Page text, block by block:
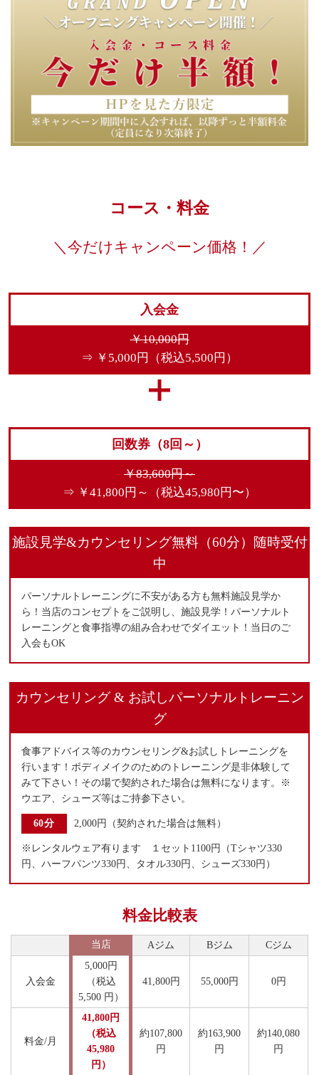
コース・料金
＼今だけキャンペーン価格！／
入会金
￥10,000円
⇒ ￥5,000円（税込5,500円）
回数券（8回～）
￥83,600円～
⇒ ￥41,800円～（税込45,980円〜）
施設見学&カウンセリング無料（60分）随時受付
中
パーソナルトレーニングに不安がある方も無料施設見学か
ら！当店のコンセプトをご説明し、施設見学！パーソナルト
レーニングと食事指導の組み合わせでダイエット！当日のご
入会もOK
カウンセリング & お試しパーソナルトレーニン
グ
食事アドバイス等のカウンセリング&お試しトレーニングを
行います！ボディメイクのためのトレーニング是非体験して
みて下さい！その場で契約された場合は無料になります。※
ウエア、シューズ等はご持参下さい。
60分 2,000円（契約された場合は無料）
※レンタルウェア有ります １セット1100円（Tシャツ330
円、ハーフパンツ330円、タオル330円、シューズ330円）
料金比較表
当店 Aジム Bジム Cジム
入会金
5,000円
（税込
5,500 円）
41,800円 55,000円 0円
料金/月
41,800円
（税込
45,980
円）
約107,800
円
約163,900
円
約140,080
円